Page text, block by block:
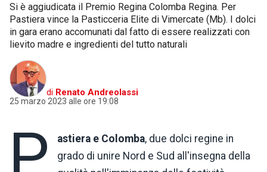
Si è aggiudicata il Premio Regina Colomba Regina. Per
Pastiera vince la Pasticceria Elite di Vimercate (Mb). I dolci
in gara erano accomunati dal fatto di essere realizzati con
lievito madre e ingredienti del tutto naturali
di Renato Andreolassi
25 marzo 2023 alle ore 19:08
astiera e Colomba, due dolci regine in
grado di unire Nord e Sud all'insegna della